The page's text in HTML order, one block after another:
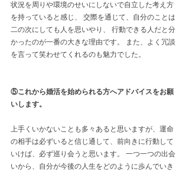
状況を周りや環境のせいにしないで自立した考え方
を持っていると感じ、 交際を通じて、自分のことは
二の次にしても人を思いやり、 行動できる人だと分
かったのが一番の大きな理由です。 また、よく冗談
を言って笑わせてくれるのも魅力でした。
⑤これから婚活を始められる方へアドバイスをお願
いします。
上手くいかないことも多々あると思いますが、運命
の相手は必ずいると信じ通して、前向きに行動して
いけば、必ず巡り会うと思います。 一つ一つの出会
いから、自分が今後の人生をどのように歩んでいき